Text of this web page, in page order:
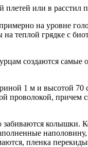
или в расстил
на уровне
теплой грядке с
создаются самые
1 м и высотой
проволокой, причем
забиваются колышки.
пленка